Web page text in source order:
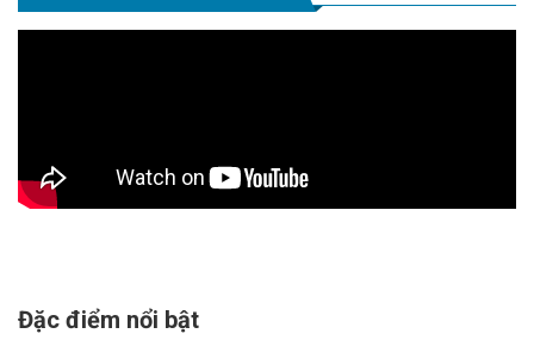
Đặc điểm nổi bật